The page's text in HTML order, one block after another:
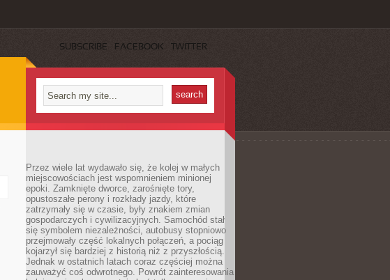
SUBSCRIBE FACEBOOK TWITTER
Przez wiele lat wydawało się, że kolej w małych
miejscowościach jest wspomnieniem minionej
epoki. Zamknięte dworce, zarośnięte tory,
opustoszałe perony i rozkłady jazdy, które
zatrzymały się w czasie, były znakiem zmian
gospodarczych i cywilizacyjnych. Samochód stał
się symbolem niezależności, autobusy stopniowo
przejmowały część lokalnych połączeń, a pociąg
kojarzył się bardziej z historią niż z przyszłością.
Jednak w ostatnich latach coraz częściej można
zauważyć coś odwrotnego. Powrót zainteresowania